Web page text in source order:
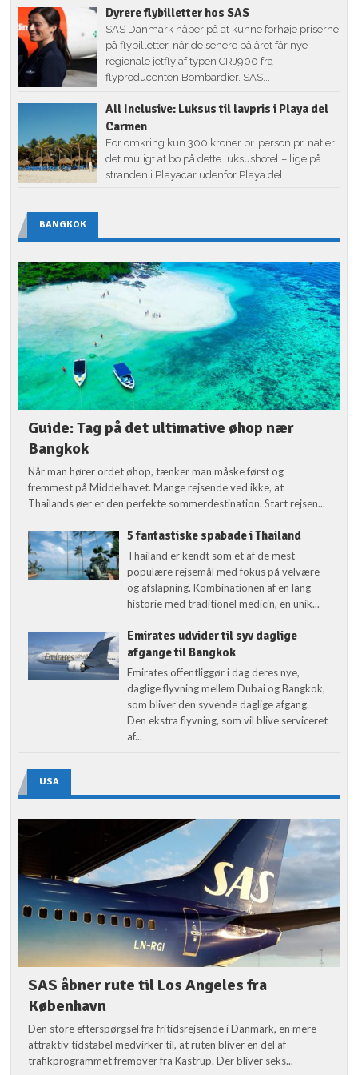
Dyrere flybilletter hos SAS
SAS Danmark håber på at kunne forhøje priserne
på flybilletter, når de senere på året får nye
regionale jetfly af typen CRJ900 fra
flyproducenten Bombardier. SAS...
All Inclusive: Luksus til lavpris i Playa del
Carmen
For omkring kun 300 kroner pr. person pr. nat er
det muligt at bo på dette luksushotel – lige på
stranden i Playacar udenfor Playa del...
BANGKOK
Guide: Tag på det ultimative øhop nær
Bangkok
Når man hører ordet øhop, tænker man måske først og
fremmest på Middelhavet. Mange rejsende ved ikke, at
Thailands øer er den perfekte sommerdestination. Start rejsen...
5 fantastiske spabade i Thailand
Thailand er kendt som et af de mest
populære rejsemål med fokus på velvære
og afslapning. Kombinationen af en lang
historie med traditionel medicin, en unik...
Emirates udvider til syv daglige
afgange til Bangkok
Emirates offentliggør i dag deres nye,
daglige flyvning mellem Dubai og Bangkok,
som bliver den syvende daglige afgang.
Den ekstra flyvning, som vil blive serviceret
af...
USA
SAS åbner rute til Los Angeles fra
København
Den store efterspørgsel fra fritidsrejsende i Danmark, en mere
attraktiv tidstabel medvirker til, at ruten bliver en del af
trafikprogrammet fremover fra Kastrup. Der bliver seks...